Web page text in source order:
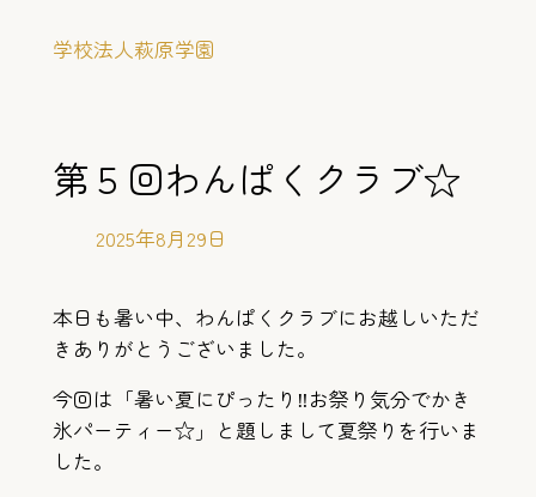
学校法人萩原学園
第５回わんぱくクラブ☆
2025年8月29日
本日も暑い中、わんぱくクラブにお越しいただ
きありがとうございました。
今回は「暑い夏にぴったり‼︎お祭り気分でかき
氷パーティー☆」と題しまして夏祭りを行いま
した。